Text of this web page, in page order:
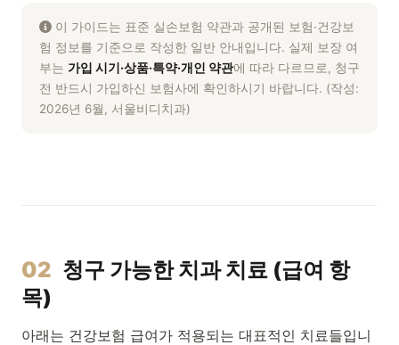
이 가이드는 표준 실손보험 약관과 공개된 보험·건강보
험 정보를 기준으로 작성한 일반 안내입니다. 실제 보장 여
부는 가입 시기·상품·특약·개인 약관에 따라 다르므로, 청구
전 반드시 가입하신 보험사에 확인하시기 바랍니다. (작성:
2026년 6월, 서울비디치과)
02 청구 가능한 치과 치료 (급여 항
목)
아래는 건강보험 급여가 적용되는 대표적인 치료들입니